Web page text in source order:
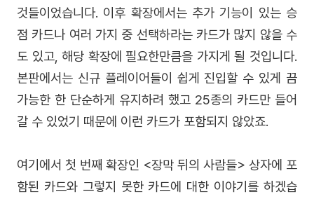
것들이었습니다. 이후 확장에서는 추가 기능이 있는 승
점 카드나 여러 가지 중 선택하라는 카드가 많지 않을 수
도 있고, 해당 확장에 필요한만큼을 가지게 될 것입니다.
본판에서는 신규 플레이어들이 쉽게 진입할 수 있게 끔
가능한 한 단순하게 유지하려 했고 25종의 카드만 들어
갈 수 있었기 때문에 이런 카드가 포함되지 않았죠.
여기에서 첫 번째 확장인 <장막 뒤의 사람들> 상자에 포
함된 카드와 그렇지 못한 카드에 대한 이야기를 하겠습